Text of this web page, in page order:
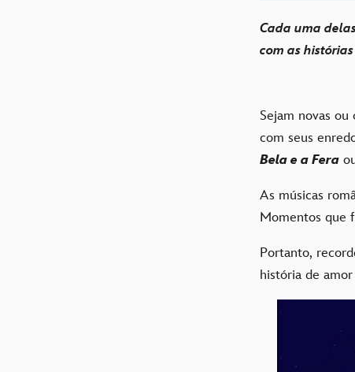
Cada uma
com as
Sejam novas ou
com seus
Bela e a Fera
As músicas
Momentos que
Portanto,
história de